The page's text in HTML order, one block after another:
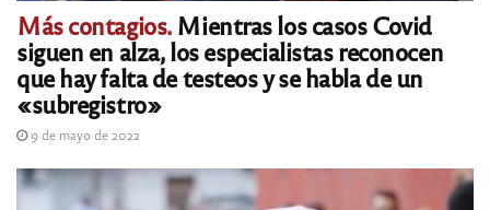
Más contagios.Mientras los casos Covid
siguen en alza, los especialistas reconocen
que hay falta de testeos y se habla de un
«subregistro»
9 de mayo de 2022